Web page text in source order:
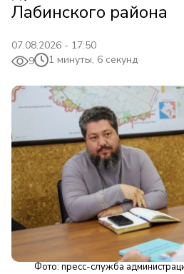
Лабинского района
07.08.2026 - 17:50
9
1 минуты, 6 секунд
Фото: пресс-служба